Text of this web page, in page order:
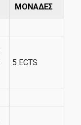
ΜΟΝΑΔΕΣ
5 ECTS